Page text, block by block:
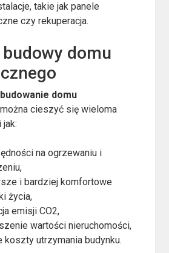
takie jak panele
czy rekuperacja.
domu
domu
cieszyć się wieloma
na ogrzewaniu i
i bardziej komfortowe
życia,
emisji CO2,
wartości nieruchomości,
koszty utrzymania budynku.